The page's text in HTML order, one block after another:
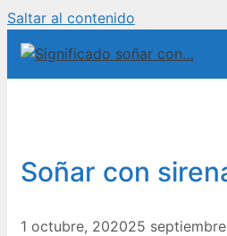
Saltar al contenido
Soñar con
1 octubre, 202025